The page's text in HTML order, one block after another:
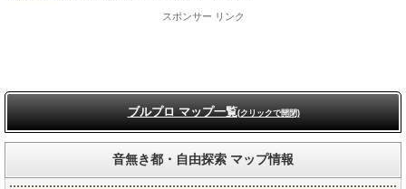
スポンサー リンク
ブルプロ マップ一覧(クリックで開閉)
音無き都・自由探索 マップ情報